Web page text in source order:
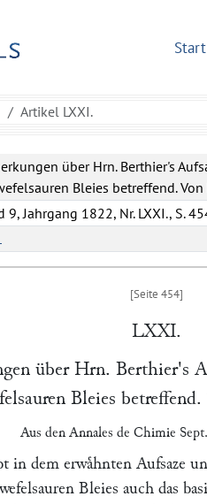
Start
Artikel LXXI.
über Hrn. Berthier's
Bleies betreffend. Von
9, Jahrgang 1822, Nr. LXXI., S.
LXXI.
über Hrn. Berthier's
Bleies
Aus den Annales de Chimie
in dem erwaͤhnten Aufsaze
Bleies auch das